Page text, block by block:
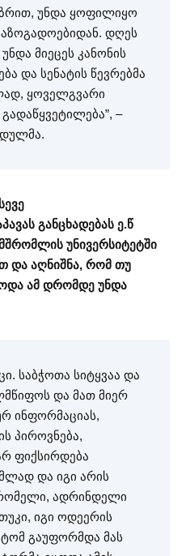
უნდა ყოფილიყო
დღეს
მიეცეს კანონის
და სენატის წევრებმა
ყოველგვარი
–
განცხადებას ე.წ
უნივერსიტეტში
და აღნიშნა, რომ თუ
ამ დრომდე უნდა
საბჭოთა სიტყვაა და
და მათ მიერ
ინფორმაციას,
პიროვნება,
ფიქსირდება
და იგი არის
ადრინდელი
იგი ოდეერის
გაუფორმდა მას